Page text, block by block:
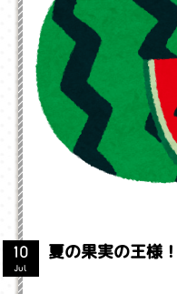
夏の果実の王様
10
Jul